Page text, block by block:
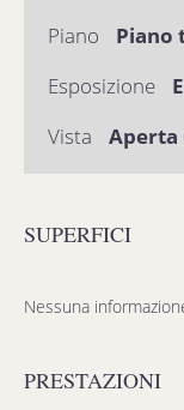
Piano
Piano
Esposizione
Vista
Aperta
SUPERFICI
Nessuna
PRESTAZIONI